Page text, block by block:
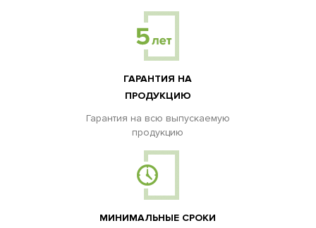
ГАРАНТИЯ НА
ПРОДУКЦИЮ
Гарантия на всю выпускаемую
продукцию
МИНИМАЛЬНЫЕ СРОКИ